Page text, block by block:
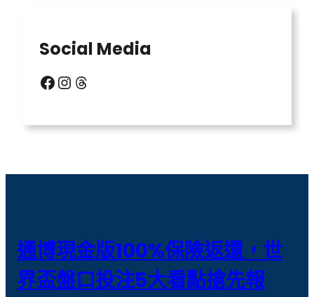
娛樂城
娛樂城優惠
歐冠盃盤口教學
現金版代理
線上捕魚機
老虎機
Social Media
Facebook Instagram Threads
通博現金版100%保險返還，世
界盃盤口投注5大看點搶先報